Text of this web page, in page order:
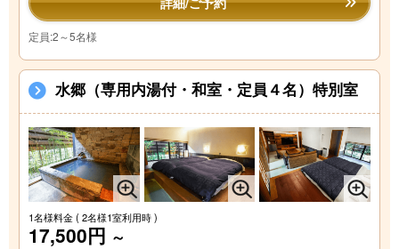
定員:2～5名様
水郷（専用内湯付・和室・定員４名）特別室
1名様料金( 2名様1室利用時 )
17,500円 ～